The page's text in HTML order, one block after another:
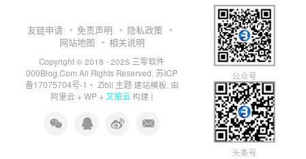
友链申请 免责声明
隐私政策
网站地图
相关说明
Copyright © 2018 - 2025 三零软件
000Blog.Com All Rights Reserved. 苏ICP
备17075704号-1 ・ Zibll 主题建站模板. 由
阿里云 + WP + 又拍云构建 |
公众号
头条号